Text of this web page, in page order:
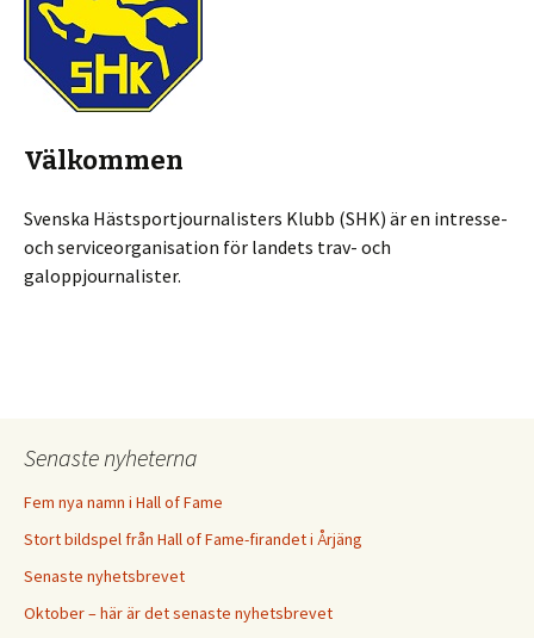
Välkommen
Svenska Hästsportjournalisters Klubb (SHK) är en intresse-
och serviceorganisation för landets trav- och
galoppjournalister.
Senaste nyheterna
Fem nya namn i Hall of Fame
Stort bildspel från Hall of Fame-firandet i Årjäng
Senaste nyhetsbrevet
Oktober – här är det senaste nyhetsbrevet